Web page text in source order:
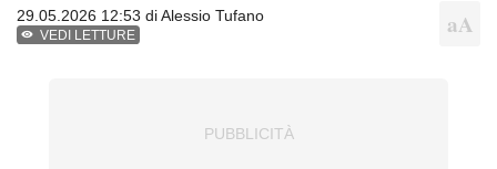
29.05.2026 12:53 diAlessio Tufano
VEDI LETTURE